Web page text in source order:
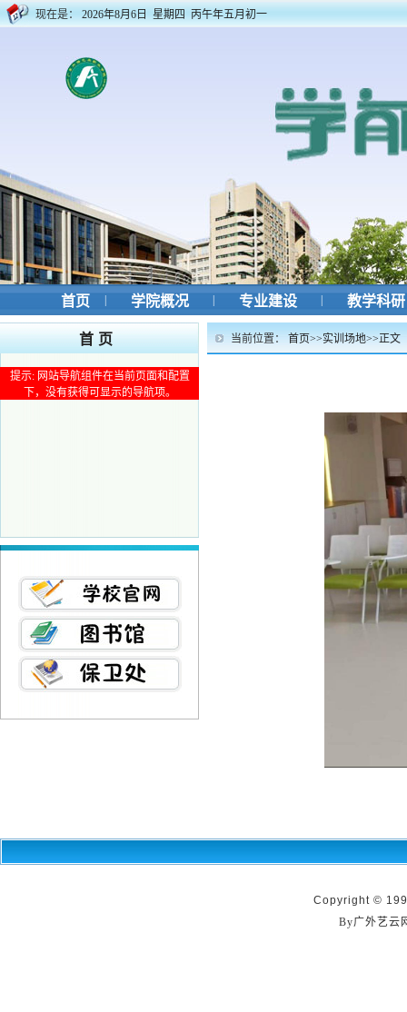
现在是： 2026年8月6日 星期四 丙午年五月初一
首页 学院概况 专业建设 教学科
首页
提示: 网站导航组件在当前页面和配置
下，没有获得可显示的导航项。
当前位置： 首页>>实训场地>>正文
Copyright ©
By广外艺云